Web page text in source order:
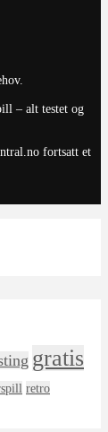
– alt testet og
fortsatt et
gratis
retro